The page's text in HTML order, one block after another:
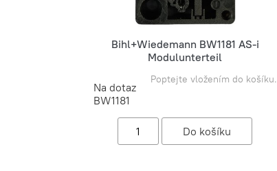
Bihl+Wiedemann BW1181 AS-i
Modulunterteil
Na dotaz
BW1181
Poptejte vložením do košíku.